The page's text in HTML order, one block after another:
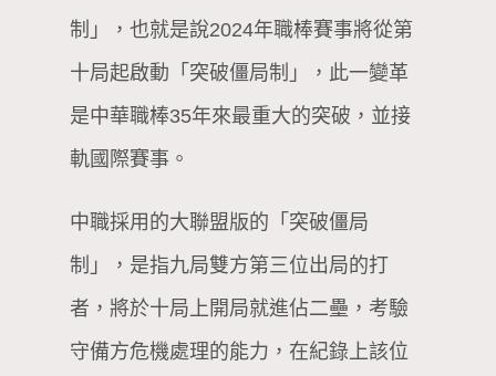
制」，也就是說2024年職棒賽事將從第
十局起啟動「突破僵局制」，此一變革
是中華職棒35年來最重大的突破，並接
軌國際賽事。
中職採用的大聯盟版的「突破僵局
制」，是指九局雙方第三位出局的打
者，將於十局上開局就進佔二壘，考驗
守備方危機處理的能力，在紀錄上該位